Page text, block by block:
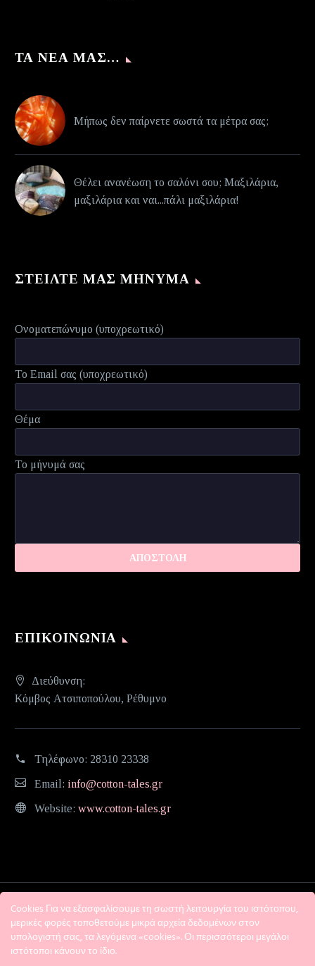
ΤΑ ΝΈΑ ΜΑΣ…
Μήπως δεν παίρνετε σωστά τα μέτρα σας;
Θέλει ανανέωση το σαλόνι σου; Μαξιλάρια,
μαξιλάρια και ναι...πάλι μαξιλάρια!
ΣΤΕΊΛΤΕ ΜΑΣ ΜΉΝΥΜΑ
Ονοματεπώνυμο (υποχρεωτικό)
Το Email σας (υποχρεωτικό)
Θέμα
Το μήνυμά σας
ΕΠΙΚΟΙΝΩΝΊΑ
Διεύθυνση:
Κόμβος Ατσιποπούλου, Ρέθυμνο
Τηλέφωνο: 28310 23338
Email: info@cotton-tales.gr
Website: www.cotton-tales.gr
Cookies Για να εξασφαλίσουμε τη σωστή λειτουργία του ιστότοπου,
μερικές φορές τοποθετούμε μικρά αρχεία δεδομένων στον
υπολογιστή σας, τα λεγόμενα «cookies». Οι περισσότεροι μεγάλοι
ιστότοποι κάνουν το ίδιο.